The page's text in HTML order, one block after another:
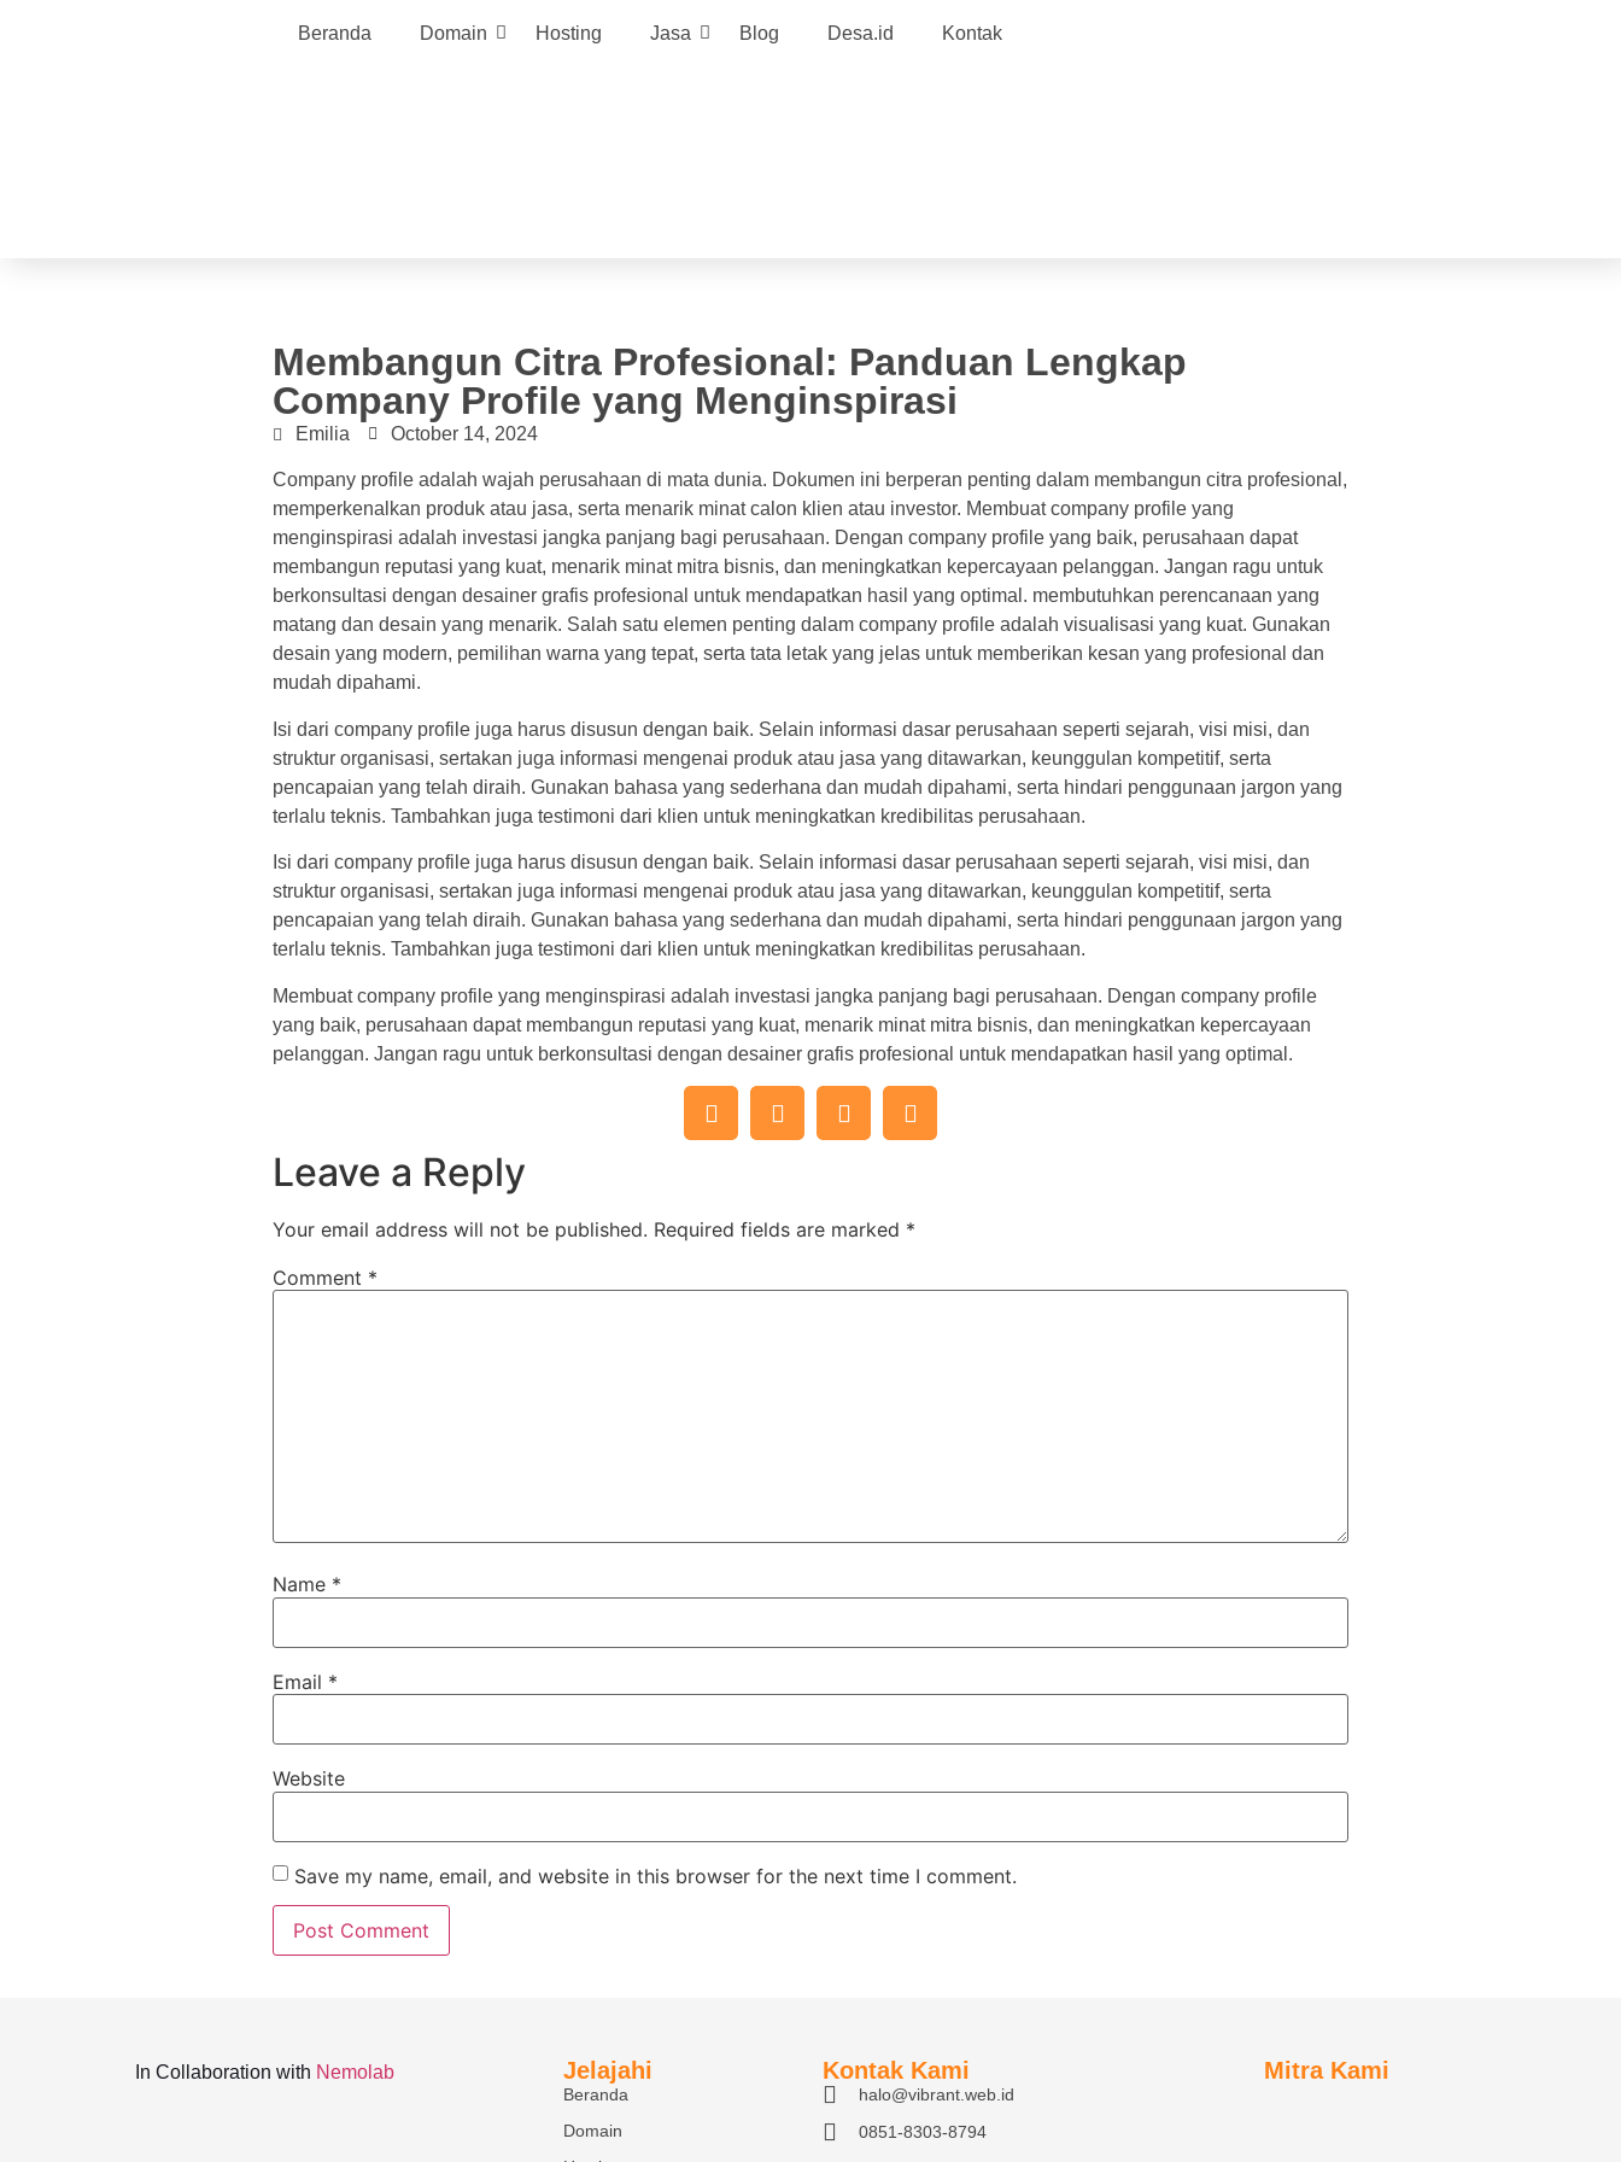
Beranda Domain Hosting Jasa Blog Desa.id Kontak
Membangun Citra Profesional: Panduan Lengkap
Company Profile yang Menginspirasi
Emilia October 14, 2024
Company profile adalah wajah perusahaan di mata dunia. Dokumen ini berperan penting dalam membangun citra profesional,
memperkenalkan produk atau jasa, serta menarik minat calon klien atau investor. Membuat company profile yang
menginspirasi adalah investasi jangka panjang bagi perusahaan. Dengan company profile yang baik, perusahaan dapat
membangun reputasi yang kuat, menarik minat mitra bisnis, dan meningkatkan kepercayaan pelanggan. Jangan ragu untuk
berkonsultasi dengan desainer grafis profesional untuk mendapatkan hasil yang optimal. membutuhkan perencanaan yang
matang dan desain yang menarik. Salah satu elemen penting dalam company profile adalah visualisasi yang kuat. Gunakan
desain yang modern, pemilihan warna yang tepat, serta tata letak yang jelas untuk memberikan kesan yang profesional dan
mudah dipahami.
Isi dari company profile juga harus disusun dengan baik. Selain informasi dasar perusahaan seperti sejarah, visi misi, dan
struktur organisasi, sertakan juga informasi mengenai produk atau jasa yang ditawarkan, keunggulan kompetitif, serta
pencapaian yang telah diraih. Gunakan bahasa yang sederhana dan mudah dipahami, serta hindari penggunaan jargon yang
terlalu teknis. Tambahkan juga testimoni dari klien untuk meningkatkan kredibilitas perusahaan.
Isi dari company profile juga harus disusun dengan baik. Selain informasi dasar perusahaan seperti sejarah, visi misi, dan
struktur organisasi, sertakan juga informasi mengenai produk atau jasa yang ditawarkan, keunggulan kompetitif, serta
pencapaian yang telah diraih. Gunakan bahasa yang sederhana dan mudah dipahami, serta hindari penggunaan jargon yang
terlalu teknis. Tambahkan juga testimoni dari klien untuk meningkatkan kredibilitas perusahaan.
Membuat company profile yang menginspirasi adalah investasi jangka panjang bagi perusahaan. Dengan company profile
yang baik, perusahaan dapat membangun reputasi yang kuat, menarik minat mitra bisnis, dan meningkatkan kepercayaan
pelanggan. Jangan ragu untuk berkonsultasi dengan desainer grafis profesional untuk mendapatkan hasil yang optimal.
Leave a Reply
Your email address will not be published. Required fields are marked *
Comment *
Name *
Email *
Website
Save my name, email, and website in this browser for the next time I comment.
In Collaboration with Nemolab Jelajahi
Beranda
Domain
Kontak Kami
halo@vibrant.web.id
0851-8303-8794
Mitra Kami